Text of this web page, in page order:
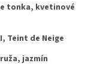
tonka, kvetinové
Teint de Neige
jazmín